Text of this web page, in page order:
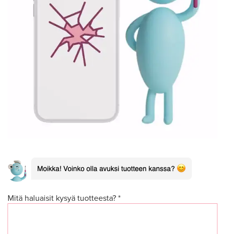
Mitä haluaisit kysyä tuotteesta? *